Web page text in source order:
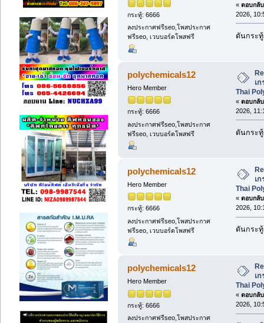
กระทู้: 6666
ลงประกาศฟรีseo,โพสประกาศ
ฟรีseo, เวบบอร์ดโพสฟรี
« ตอบกลั
2026,
ดันกระทู้
polychemicals12
Hero Member
กระทู้: 6666
ลงประกาศฟรีseo,โพสประกาศ
ฟรีseo, เวบบอร์ดโพสฟรี
เ
Thai
« ตอบกลั
2026,
ดันกระทู้
polychemicals12
Hero Member
กระทู้: 6666
ลงประกาศฟรีseo,โพสประกาศ
ฟรีseo, เวบบอร์ดโพสฟรี
เ
Thai
« ตอบกลั
2026,
ดันกระทู้
polychemicals12
Hero Member
กระทู้: 6666
ลงประกาศฟรีseo,โพสประกาศ
เ
Thai
« ตอบกลั
2026,